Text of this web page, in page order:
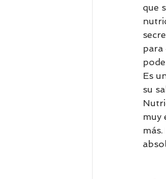
que
para
Es
su
muy